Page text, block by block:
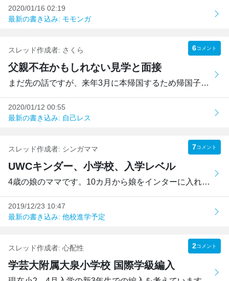
2020/01/16 02:19
最新の書き込み: モモンガ
スレッド作成者: さくら 6コメント
父親不在かもしれない見学と面接
まだ先の話ですが、来年3月に本帰国するため帰国子女枠で受験...
2020/01/12 00:55
最新の書き込み: 自己レス
スレッド作成者: シンガママ 7コメント
UWCキンダー、小学校、入学レベル
4歳の娘のママです。10カ月から娘をインターに入れ現在都内の...
2019/12/23 10:47
最新の書き込み: 他校進学予定
スレッド作成者: 心配性 2コメント
学芸大附属大泉小学校 国際学級編入